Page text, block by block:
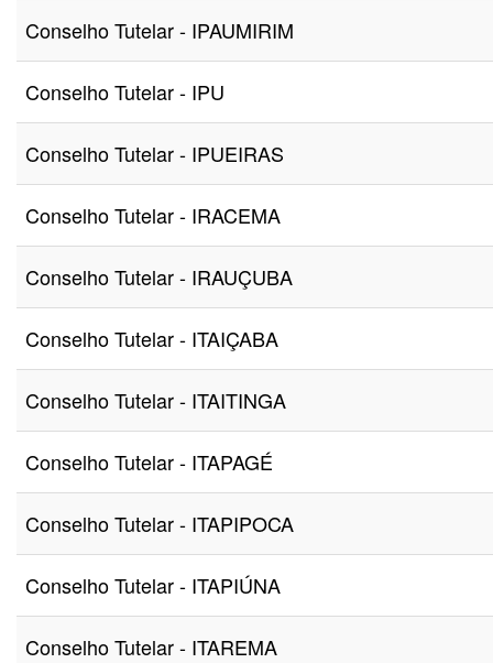
Conselho Tutelar - IPAUMIRIM
Conselho Tutelar - IPU
Conselho Tutelar - IPUEIRAS
Conselho Tutelar - IRACEMA
Conselho Tutelar - IRAUÇUBA
Conselho Tutelar - ITAIÇABA
Conselho Tutelar - ITAITINGA
Conselho Tutelar - ITAPAGÉ
Conselho Tutelar - ITAPIPOCA
Conselho Tutelar - ITAPIÚNA
Conselho Tutelar - ITAREMA